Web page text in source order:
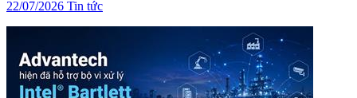
22/07/2026 Tin tức